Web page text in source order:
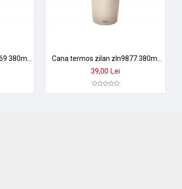
Cana termos floria zln9969 380ml - inox, pereti dubli, izolare termica 8h, negru Cana termos zilan zln9877 380ml - inox, perete dublu, mentine temperatura 8h, crem
39,00 Lei